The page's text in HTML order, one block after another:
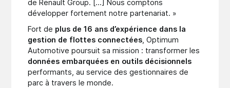
de Renault Group. [...] Nous comptons
développer fortement notre partenariat. »
Fort de plus de 16 ans d’expérience dans la
gestion de flottes connectées , Optimum
Automotive poursuit sa mission : transformer les
données embarquées en outils décisionnels
performants, au service des gestionnaires de
parc à travers le monde.